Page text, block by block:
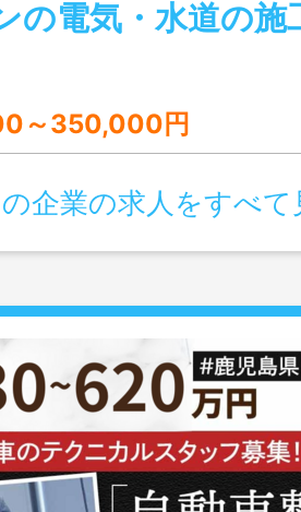
やすいのが魅力です！
～350,000円
企業の求人をすべて